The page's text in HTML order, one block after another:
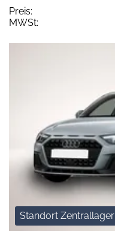
Preis:
MWSt:
Standort Zentrallager